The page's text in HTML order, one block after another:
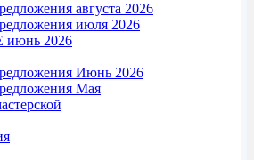
августа 2026
июля 2026
2026
Июнь 2026
Мая